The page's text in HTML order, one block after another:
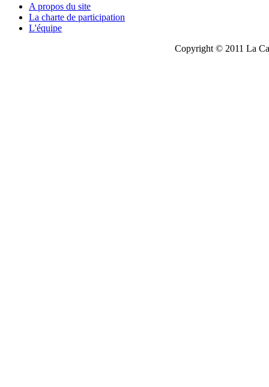
A propos du site
La charte de participation
L'équipe
Copyright © 2011 La